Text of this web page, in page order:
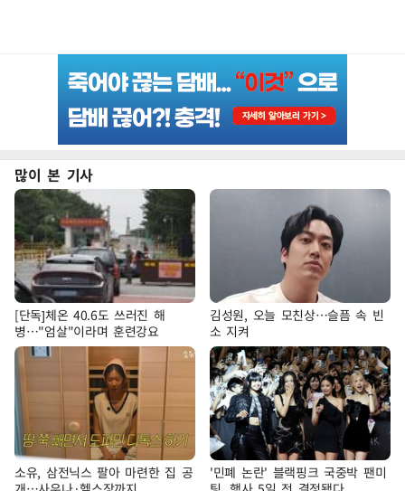
많이 본 기사
[단독]체온 40.6도 쓰러진 해
병…"엄살"이라며 훈련강요
김성원, 오늘 모친상…슬픔 속 빈
소 지켜
소유, 삼전닉스 팔아 마련한 집 공
'민폐 논란' 블랙핑크 국중박 팬미